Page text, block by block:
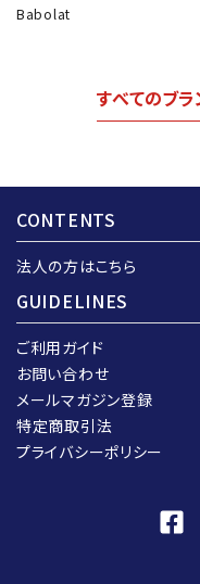
Babolat
すべてのブ
CONTENTS
法人の方はこちら
GUIDELINES
ご利用ガイド
お問い合わせ
メールマガジン登録
特定商取引法
プライバシーポリシー